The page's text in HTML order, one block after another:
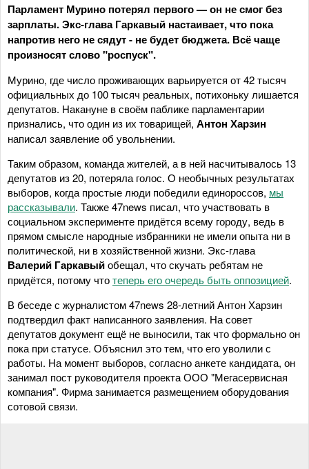
Парламент Мурино потерял первого — он не смог без
зарплаты. Экс-глава Гаркавый настаивает, что пока
напротив него не сядут - не будет бюджета. Всё чаще
произносят слово "роспуск".
Мурино, где число проживающих варьируется от 42 тысяч
официальных до 100 тысяч реальных, потихоньку лишается
депутатов. Накануне в своём паблике парламентарии
признались, что один из их товарищей, Антон Харзин
написал заявление об увольнении.
Таким образом, команда жителей, а в ней насчитывалось 13
депутатов из 20, потеряла голос. О необычных результатах
выборов, когда простые люди победили единороссов, мы
рассказывали. Также 47news писал, что участвовать в
социальном эксперименте придётся всему городу, ведь в
прямом смысле народные избранники не имели опыта ни в
политической, ни в хозяйственной жизни. Экс-глава
Валерий Гаркавыйобещал, что скучать ребятам не
придётся, потому чтотеперь его очередь быть оппозицией.
В беседе с журналистом 47news 28-летний Антон Харзин
подтвердил факт написанного заявления. На совет
депутатов документ ещё не выносили, так что формально он
пока при статусе. Объяснил это тем, что его уволили с
работы. На момент выборов, согласно анкете кандидата, он
занимал пост руководителя проекта ООО "Мегасервисная
компания". Фирма занимается размещением оборудования
сотовой связи.